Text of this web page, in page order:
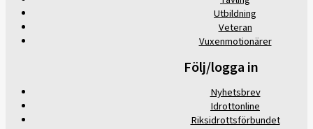
Utbildning
Veteran
Vuxenmotionärer
Följ/logga in
Nyhetsbrev
Idrottonline
Riksidrottsförbundet